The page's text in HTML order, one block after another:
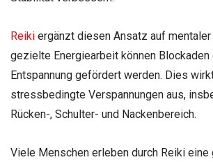
Reiki ergänzt diesen Ansatz auf mentaler
gezielte Energiearbeit können
Entspannung gefördert werden. Dies
stressbedingte Verspannungen aus,
Rücken-, Schulter- und Nackenbereich.
Viele Menschen erleben durch Reiki